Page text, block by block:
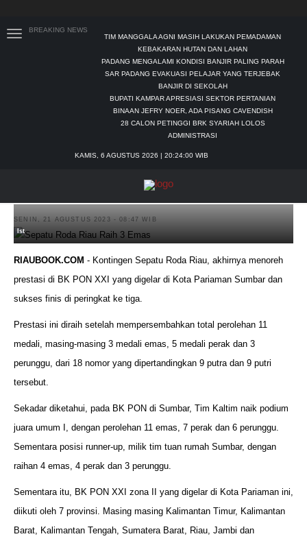
BREAKING NEWS
TIM MANGGALA AGNI MASIH LAKUKAN PEMADAMAN
KEBAKARAN HUTAN DAN LAHAN
PADANG MENGALAMI KONDISI BANJIR PALING PARAH
SAR PADANG EVAKUASI PELAJAR YANG TERJEBAK
BANJIR DI SEKOLAH
BUPATI KAMPAR APRESIASI SEKTOR PERTANIAN
BINAAN JEFRY NOER, ADA PISANG CAVENDISH
28 CALON PETINGGI BRK SYARIAH LOLOS
ADMINISTRASI
KAMIS, 6 AGUSTUS 2026 | 20:24:01 WIB
Sepatu Roda Riau Raih 3 Emas
SENIN, 21 AGUSTUS 2023 - 08:47 WIB
Ist
RIAUBOOK.COM - Kontingen Sepatu Roda Riau, akhirnya menoreh
prestasi di BK PON XXI yang digelar di Kota Pariaman Sumbar dan
sukses finis di peringkat ke tiga.
Prestasi ini diraih setelah mempersembahkan total perolehan 11
medali, masing-masing 3 medali emas, 5 medali perak dan 3
perunggu, dari 18 nomor yang dipertandingkan 9 putra dan 9 putri
tersebut.
Sekadar diketahui, pada BK PON di Sumbar, Tim Kaltim naik podium
juara umum I, dengan perolehan 11 emas, 7 perak dan 6 perunggu.
Sementara posisi runner-up, milik tim tuan rumah Sumbar, dengan
raihan 4 emas, 4 perak dan 3 perunggu.
Sementara itu, BK PON XXI zona II yang digelar di Kota Pariaman ini,
diikuti oleh 7 provinsi. Masing masing Kalimantan Timur, Kalimantan
Barat, Kalimantan Tengah, Sumatera Barat, Riau, Jambi dan